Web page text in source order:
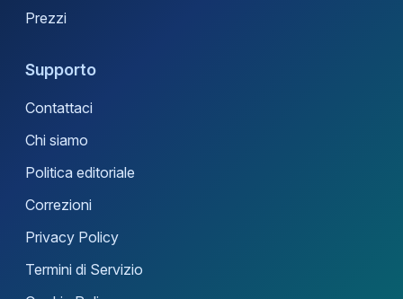
Prezzi
Supporto
Contattaci
Chi siamo
Politica editoriale
Correzioni
Privacy Policy
Termini di Servizio